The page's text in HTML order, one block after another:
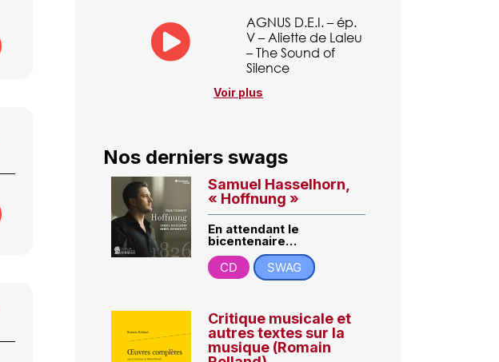
AGNUS D.E.I. – ép.
V – Aliette de Laleu
– The Sound of
Silence
Voir plus
Nos derniers swags
Samuel Hasselhorn,
« Hoffnung »
En attendant le
bicentenaire…
CD
SWAG
Critique musicale et
autres textes sur la
musique (Romain